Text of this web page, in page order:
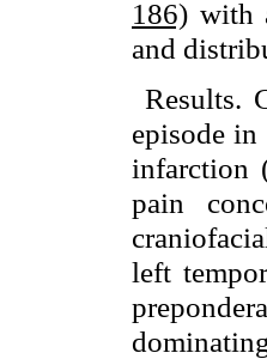
186) with
and
Results.
episode in
infarction
pain
left